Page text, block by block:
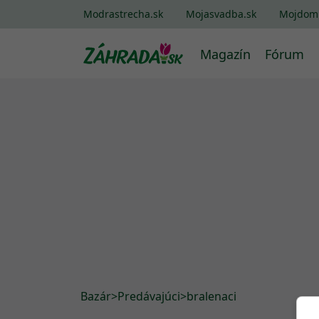
Modrastrecha.sk Mojasvadba.sk
Magazín Fórum
Bazár>Predávajúci>bralenaci